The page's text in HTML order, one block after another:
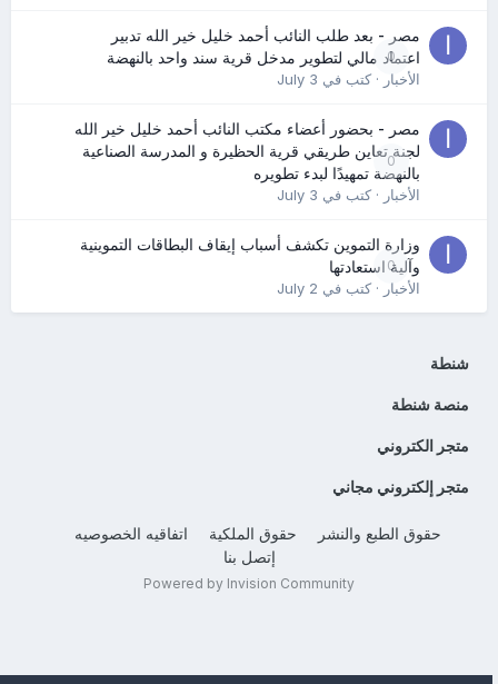
0
مصر - بعد طلب النائب أحمد خليل خير الله تدبير
اعتماد مالي لتطوير مدخل قرية سند واحد بالنهضة
الأخبار· كتب في July 3
0
مصر - بحضور أعضاء مكتب النائب أحمد خليل خير الله
لجنة تعاين طريقي قرية الحظيرة و المدرسة الصناعية
بالنهضة تمهيدًا لبدء تطويره
الأخبار· كتب في July 3
0
وزارة التموين تكشف أسباب إيقاف البطاقات التموينية
وآلية استعادتها
الأخبار· كتب في July 2
شنطة
منصة شنطة
متجر الكتروني
متجر إلكتروني مجاني
حقوق الطبع والنشر حقوق الملكية
اتفاقيه الخصوصيه
إتصل بنا
Powered by Invision Community